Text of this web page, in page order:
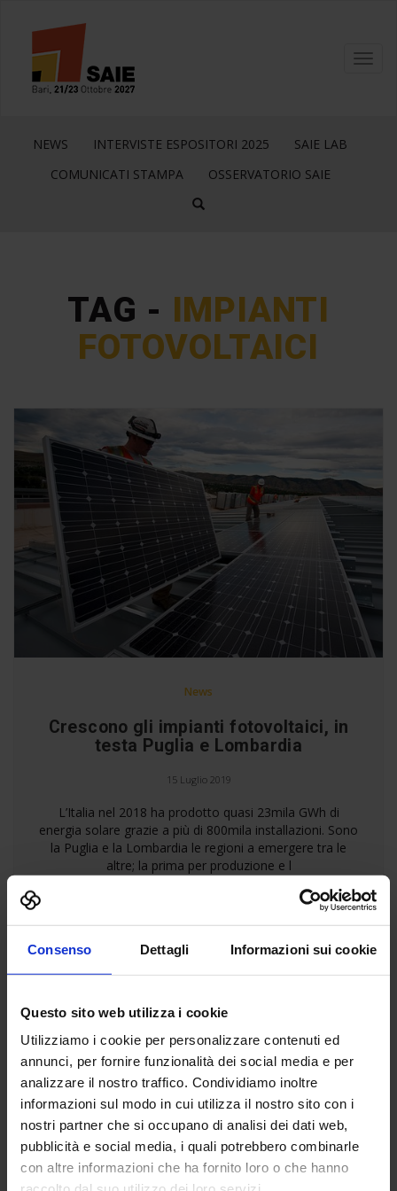
Consenso Dettagli Informazioni sui cookie
Questo sito web utilizza i cookie
Utilizziamo i cookie per personalizzare contenuti ed
annunci, per fornire funzionalità dei social media e per
analizzare il nostro traffico. Condividiamo inoltre
informazioni sul modo in cui utilizza il nostro sito con i
nostri partner che si occupano di analisi dei dati web,
pubblicità e social media, i quali potrebbero combinarle
con altre informazioni che ha fornito loro o che hanno
NEWS INTERVISTE ESPOSITORI 2025
SAIE LAB
COMUNICATI STAMPA
OSSERVATORIO SAIE
TAG - IMPIANTI
FOTOVOLTAICI
News
Crescono gli impianti fotovoltaici, in
testa Puglia e Lombardia
15 Luglio 2019
L’Italia nel 2018 ha prodotto quasi 23mila GWh di
energia solare grazie a più di 800mila installazioni. Sono
la Puglia e la Lombardia le regioni a emergere tra le
altre; la prima per produzione e l